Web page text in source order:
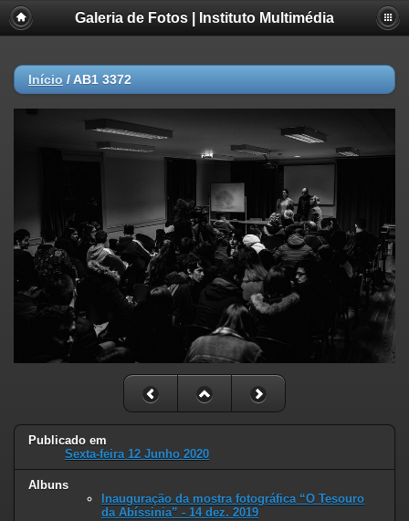
Galeria de Fotos | Instituto Multimédia
Início / AB1 3372
Publicado em
Sexta-feira 12 Junho 2020
Albuns
Inauguração da mostra fotográfica “O Tesouro
da Abíssinia” - 14 dez. 2019